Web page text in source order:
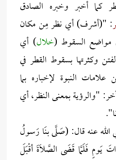
كما أخبر وخبره الصادق
: "(أشرف) أي نظر مِن مكان
السقوط (خلال) أي
وكثرتها بسقوط القطر في
النبوة لإخباره بما
"والرؤية بمعنى النظر، أي
عنه قال: (صَلَّى بنَا رَسولُ
يَومٍ فَلَمَّا قَضَى الصَّلَاةَ أقْبَلَ